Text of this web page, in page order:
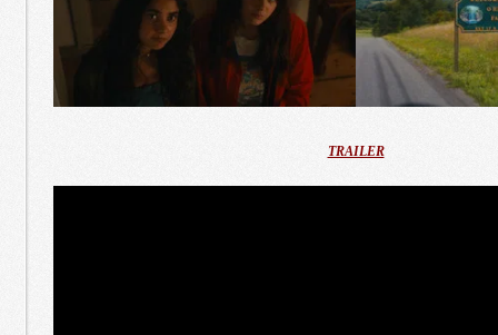
TRAILER